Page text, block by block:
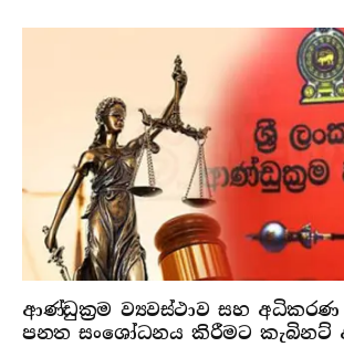
ආණ්ඩුක්‍රම ව්‍යවස්ථාව සහ අධිකරණ
පනත සංශෝධනය කිරීමට කැබිනට්